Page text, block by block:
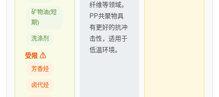
矿物油(短
期)
洗涤剂
受限 ⚠
芳香烃
卤代烃
纤维等领域。
PP共聚物具
有更好的抗冲
击性，适用于
低温环境。